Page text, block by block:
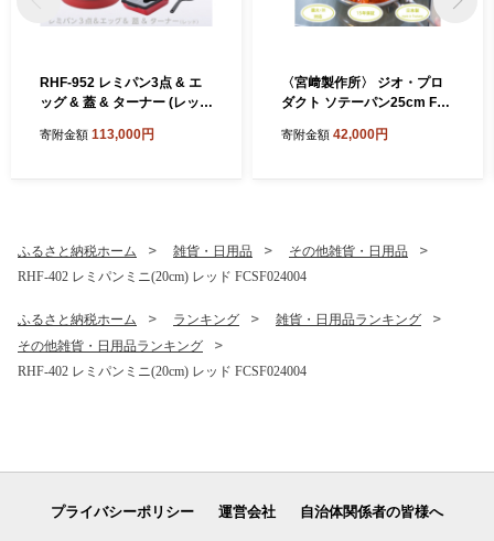
RHF-952 レミパン3点 & エ
ッグ & 蓋 & ターナー (レッ
寄附金額 113,000円
〈宮﨑製作所〉 ジオ・プロ
ダクト ソテーパン25cm FC0
対応 鍋 ステンレス 燕三条 燕
寄附金額 42,000円
ふるさと納税ホーム 雑貨・日用品
その他雑貨・日用品
RHF-402 レミパンミニ(20cm) レッド FCSF024004
ふるさと納税ホーム ランキング
雑貨・日用品ランキング
その他雑貨・日用品ランキング
RHF-402 レミパンミニ(20cm) レッド FCSF024004
プライバシーポリシー 運営会社 自治体関係者の皆様へ